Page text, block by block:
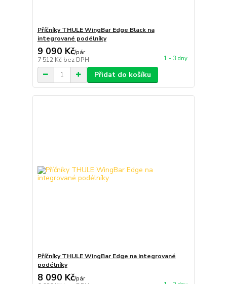
Příčníky THULE WingBar Edge Black na
integrované podélníky
9 090 Kč/pár
7 512 Kč bez DPH 1 - 3 dny
Přidat do košíku
Příčníky THULE WingBar Edge na integrované
podélníky
8 090 Kč/pár